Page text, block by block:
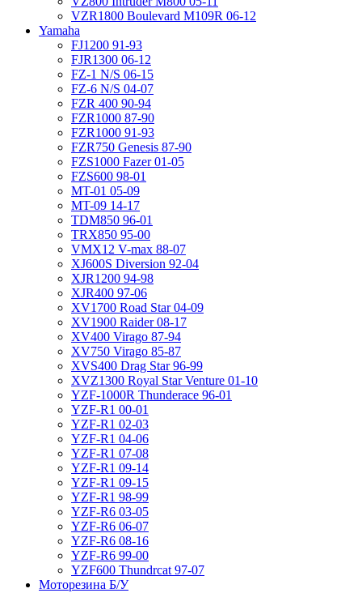
VZR1800 Boulevard M109R 06-12
Yamaha
FJ1200 91-93
FJR1300 06-12
FZ-1 N/S 06-15
FZ-6 N/S 04-07
FZR 400 90-94
FZR1000 87-90
FZR1000 91-93
FZR750 Genesis 87-90
FZS1000 Fazer 01-05
FZS600 98-01
MT-01 05-09
MT-09 14-17
TDM850 96-01
TRX850 95-00
VMX12 V-max 88-07
XJ600S Diversion 92-04
XJR1200 94-98
XJR400 97-06
XV1700 Road Star 04-09
XV1900 Raider 08-17
XV400 Virago 87-94
XV750 Virago 85-87
XVS400 Drag Star 96-99
XVZ1300 Royal Star Venture 01-10
YZF-1000R Thunderace 96-01
YZF-R1 00-01
YZF-R1 02-03
YZF-R1 04-06
YZF-R1 07-08
YZF-R1 09-14
YZF-R1 09-15
YZF-R1 98-99
YZF-R6 03-05
YZF-R6 06-07
YZF-R6 08-16
YZF-R6 99-00
YZF600 Thundrcat 97-07
Моторезина Б/У